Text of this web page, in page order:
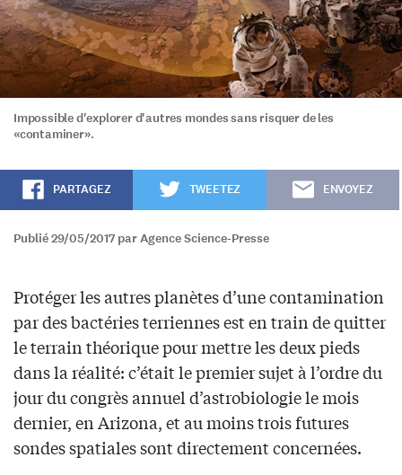
Impossible d'explorer d'autres mondes sans risquer de les
«contaminer».
PARTAGEZ TWEETEZ ENVOYEZ
Publié 29/05/2017 par Agence Science-Presse
Protéger les autres planètes d’une contamination
par des bactéries terriennes est en train de quitter
le terrain théorique pour mettre les deux pieds
dans la réalité: c’était le premier sujet à l’ordre du
jour du congrès annuel d’astrobiologie le mois
dernier, en Arizona, et au moins trois futures
sondes spatiales sont directement concernées.